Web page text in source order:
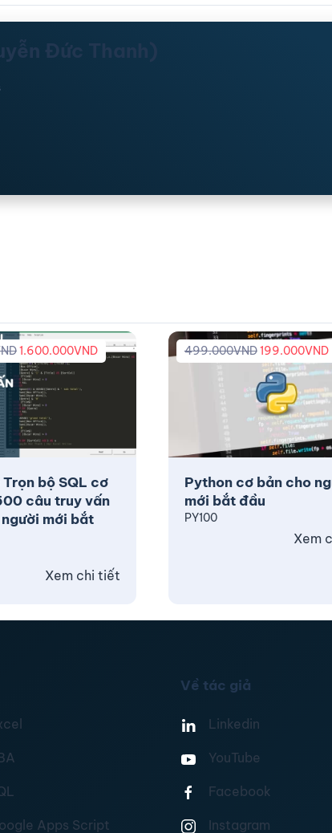
Đức Thanh)
bộ SQL cơ
câu truy vấn
mới bắt
1.600.000VND
Xem chi tiết
Python cơ bản cho
mới bắt đầu
499.000VND199.000VND
PY100
Xem
Apps Script
Về tác giả
Linkedin
YouTube
Facebook
Instagram